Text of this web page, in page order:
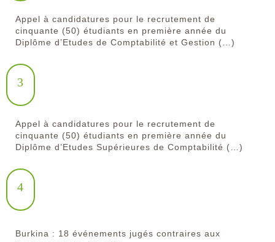
Appel à candidatures pour le recrutement de
cinquante (50) étudiants en première année du
Diplôme d’Etudes de Comptabilité et Gestion (…)
3
Appel à candidatures pour le recrutement de
cinquante (50) étudiants en première année du
Diplôme d’Etudes Supérieures de Comptabilité (…)
4
Burkina : 18 événements jugés contraires aux